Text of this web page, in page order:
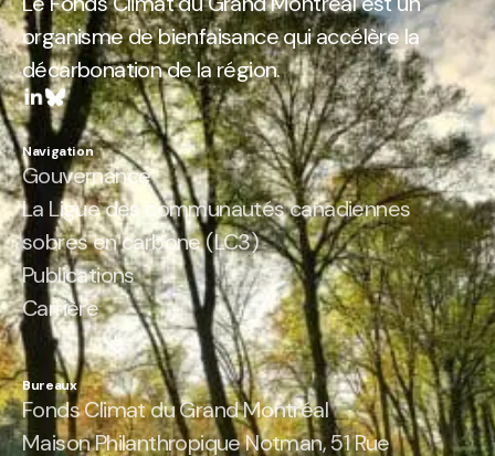
organisme de bienfaisance qui accélère la
décarbonation de la région.
Navigation
Gouvernance
La Ligue des communautés canadiennes
sobres en carbone (LC3)
Publications
Carrière
Bureaux
Fonds Climat du Grand Montréal
Maison Philanthropique Notman, 51 Rue